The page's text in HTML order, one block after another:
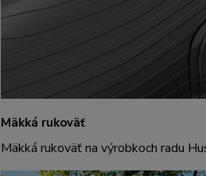
Mäkká rukoväť
Mäkká rukoväť na výrobkoch radu